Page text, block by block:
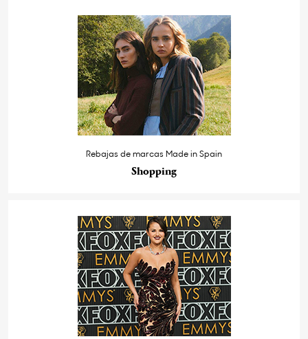
Rebajas de marcas Made in Spain
Shopping